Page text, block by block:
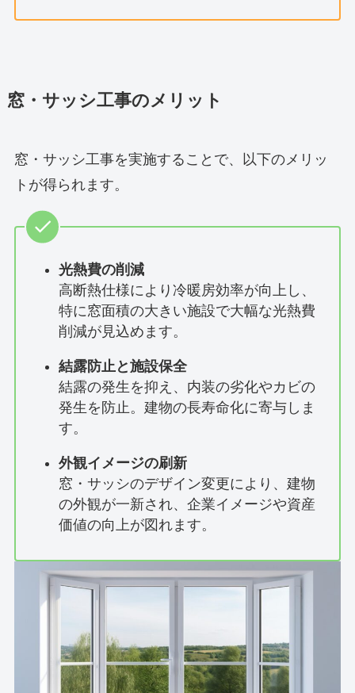
窓・サッシ工事のメリット
窓・サッシ工事を実施することで、以下のメリッ
トが得られます。
光熱費の削減
高断熱仕様により冷暖房効率が向上し、
特に窓面積の大きい施設で大幅な光熱費
削減が見込めます。
結露防止と施設保全
結露の発生を抑え、内装の劣化やカビの
発生を防止。建物の長寿命化に寄与しま
す。
外観イメージの刷新
窓・サッシのデザイン変更により、建物
の外観が一新され、企業イメージや資産
価値の向上が図れます。